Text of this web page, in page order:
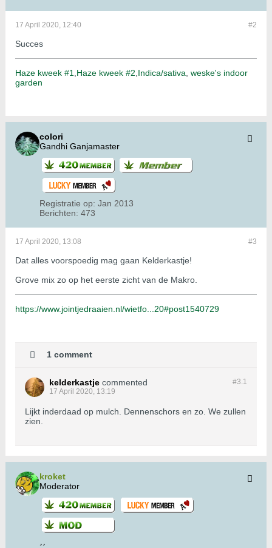
#2
17 April 2020, 12:40
Succes
Haze kweek #1 Haze kweek #2 Indica/sativa weske's indoor
garden
colori
Gandhi Ganjamaster
Registratie op: Jan 2013
Berichten: 473
#3
17 April 2020, 13:08
Dat alles voorspoedig mag gaan Kelderkastje!
Grove mix zo op het eerste zicht van de Makro.
https://www.jointjedraaien.nl/wietfo...20#post1540729
1 comment
#3.1
kelderkastje commented
17 April 2020, 13:19
Lijkt inderdaad op mulch. Dennenschors en zo. We zullen
zien.
kroket
Moderator